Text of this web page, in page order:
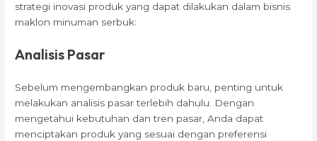
strategi inovasi produk yang dapat dilakukan dalam bisnis
maklon minuman serbuk:
Analisis Pasar
Sebelum mengembangkan produk baru, penting untuk
melakukan analisis pasar terlebih dahulu. Dengan
mengetahui kebutuhan dan tren pasar, Anda dapat
menciptakan produk yang sesuai dengan preferensi